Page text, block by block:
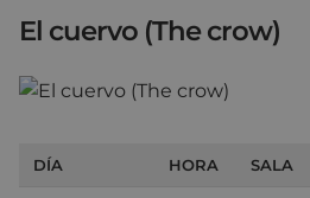
El cuervo (The crow)
DÍA HORA SALA